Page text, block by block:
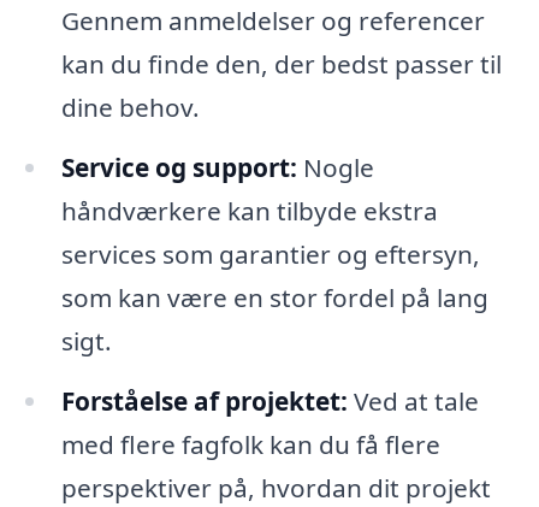
Gennem anmeldelser og referencer
kan du finde den, der bedst passer til
dine behov.
Service og support: Nogle
håndværkere kan tilbyde ekstra
services som garantier og eftersyn,
som kan være en stor fordel på lang
sigt.
Forståelse af projektet: Ved at tale
med flere fagfolk kan du få flere
perspektiver på, hvordan dit projekt